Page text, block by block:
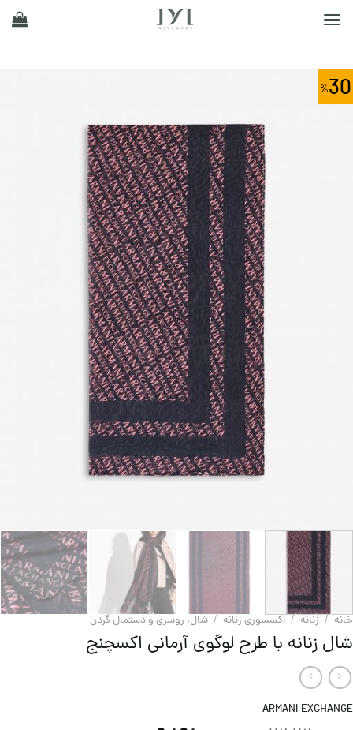
30
خانه / زنانه / اکسسوری زنانه / شال، روسری و دستمال گردن
شال زنانه با طرح لوگوی آرمانی اکسچنج
ARMANI EXCHANGE